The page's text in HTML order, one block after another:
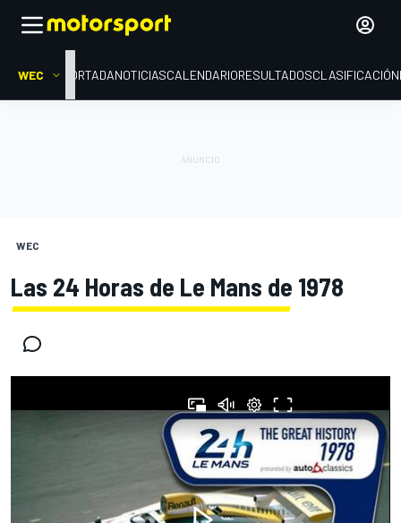
WEC PORTADANOTICIASCALENDARIORESULTADOSCLASIFICACIÓN
WEC
Las 24 Horas de Le Mans de 1978